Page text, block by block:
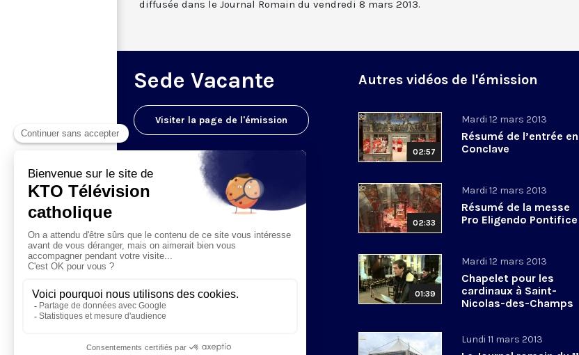
diffusée dans le Journal Romain du vendredi 8 mars 2013.
Sede Vacante
Visiter la page de l'émission
Autres vidéos de l'émission
02:57
Mardi 12 mars 2013
Résumé de l’entrée en
Conclave
02:33
Mardi 12 mars 2013
Résumé de la messe
Pro Eligendo Pontifice
01:39
Mardi 12 mars 2013
Chapelet pour les
cardinaux à Saint-
Nicolas-des-Champs
Lundi 11 mars 2013